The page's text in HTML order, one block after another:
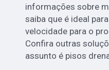
informações sobre
saiba que é ideal
velocidade para o
Confira outras
assunto é pisos